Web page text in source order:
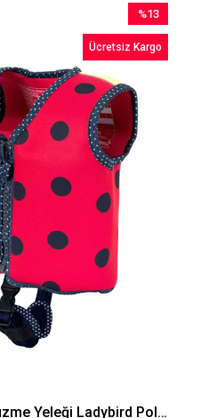
Konfidence Yüzme Yeleği Ladybird Polka Large 3-6 Yaş (19-30 Kg)
%13
İndirim
%13İndirim
Ücretsiz Kargo